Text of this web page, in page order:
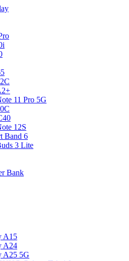
11 Pro 5G
12S
Band 6
3 Lite
Bank
A15
A24
A25 5G